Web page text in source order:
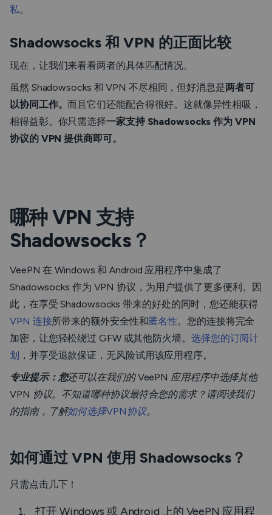
私。
Shadowsocks 和 VPN 的正面比较
现在，让我们来看看两者的具体匹配情况。
虽然 Shadowsocks 和 VPN 不尽相同，但好消息是两者可
以协同工作。而且它们还能配合得很好。这就像异性相吸，
相得益彰。你只需选择一家支持 Shadowsocks 作为 VPN
协议的 VPN 提供商即可。
哪种 VPN 支持
Shadowsocks？
VeePN 在 Windows 和 Android 应用程序中集成了
Shadowsocks 作为 VPN 协议，为用户提供了更多便利。因
此，在享受 Shadowsocks 带来的好处的同时，您还能获得
VPN 连接所带来的额外安全性和匿名性。您的连接将完全
加密，让您轻松绕过 GFW 或其他防火墙。 选择您的订阅计
划 ，并享受退款保证，无风险试用该应用程序。
专业提示：您还可以在我们的 VeePN 应用程序中选择其他
VPN 协议。不知道哪种协议最符合您的需求？请阅读我们
的指南，了解如何选择VPN协议。
如何通过 VPN 使用 Shadowsocks？
只需点击几下！
打开 Windows 或 Android 上的 VeePN 应用程